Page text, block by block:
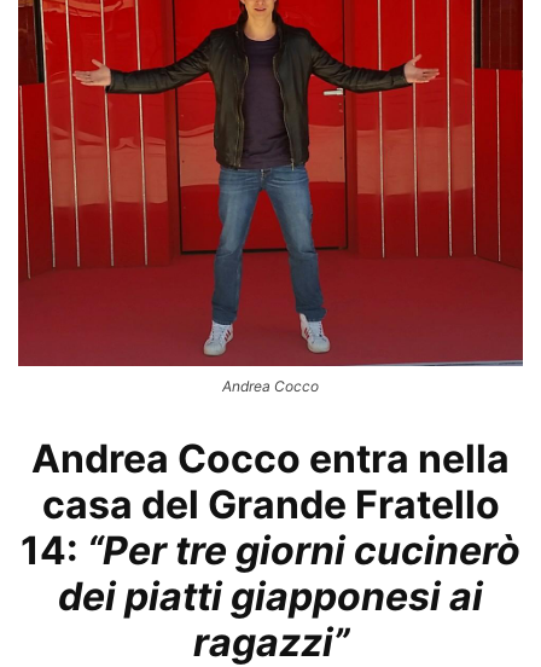
Andrea Cocco
Andrea Cocco entra nella
casa del Grande Fratello
14: “Per tre giorni cucinerò
dei piatti giapponesi ai
ragazzi”